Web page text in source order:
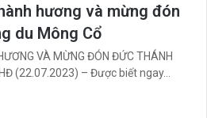
hương và mừng đón
du Mông Cổ
VÀ MỪNG ĐÓN ĐỨC THÁNH
(22.07.2023) – Được biết ngay…